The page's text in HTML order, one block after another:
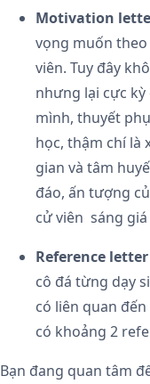
Motivation
vọng muốn
viên. Tuy đây
nhưng lại cực
mình, thuyết
học, thậm chí là
gian và tâm
đáo, ấn tượng
cử viên sáng
Reference letter
cô đá từng dạy
có liên quan
có khoảng 2
Bạn đang quan tâm